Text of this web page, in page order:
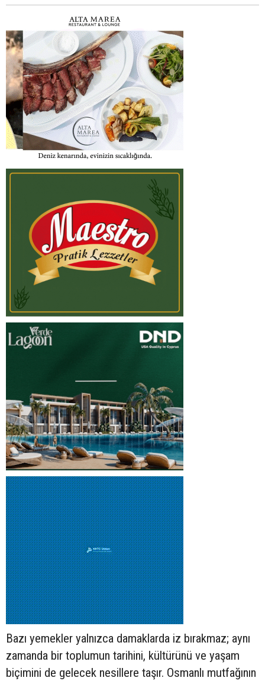
Bazı yemekler yalnızca damaklarda iz bırakmaz; aynı
zamanda bir toplumun tarihini, kültürünü ve yaşam
biçimini de gelecek nesillere taşır. Osmanlı mutfağının